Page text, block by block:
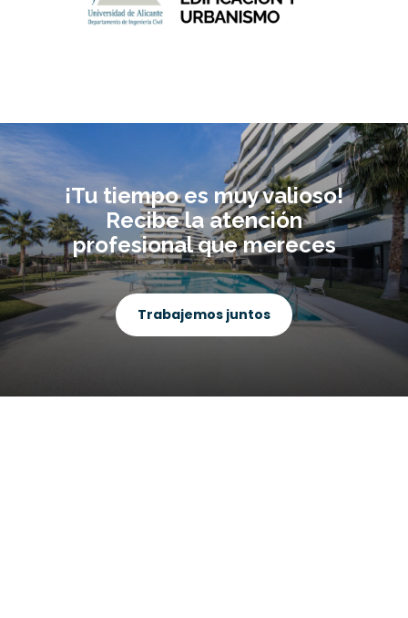
¡Tu tiempo es muy valioso!
Recibe la atención
profesional que mereces
Trabajemos juntos